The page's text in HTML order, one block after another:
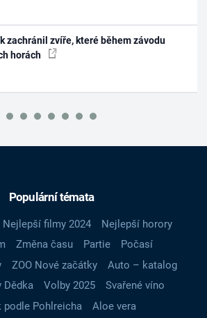
zachránil zvíře, které během závodu
horách
Populární témata
Nejlepší filmy 2024
Nejlepší horory
Změna času Partie
Počasí
ZOO Nové začátky
Auto – katalog
Dědka
Volby 2025
Svařené víno
podle Pohlreicha
Aloe vera